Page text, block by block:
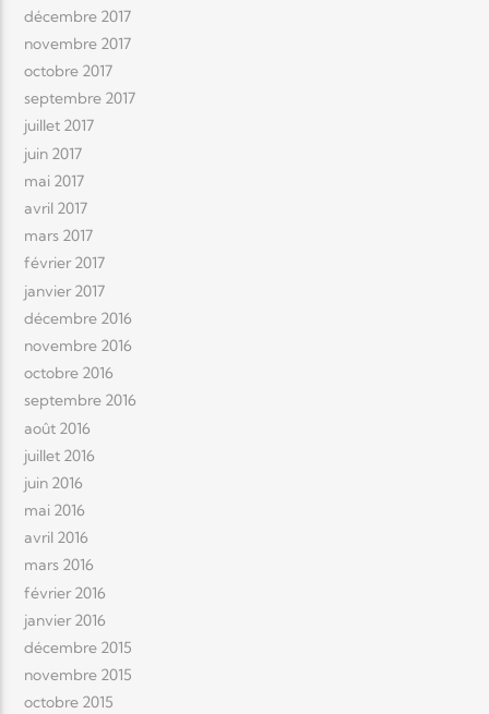
décembre 2017
novembre 2017
octobre 2017
septembre 2017
juillet 2017
juin 2017
mai 2017
avril 2017
mars 2017
février 2017
janvier 2017
décembre 2016
novembre 2016
octobre 2016
septembre 2016
août 2016
juillet 2016
juin 2016
mai 2016
avril 2016
mars 2016
février 2016
janvier 2016
décembre 2015
novembre 2015
octobre 2015